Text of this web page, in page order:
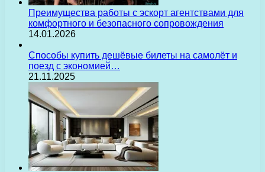
Преимущества работы с эскорт агентствами для
комфортного и безопасного сопровождения
14.01.2026
Способы купить дешёвые билеты на самолёт и
поезд с экономией…
21.11.2025